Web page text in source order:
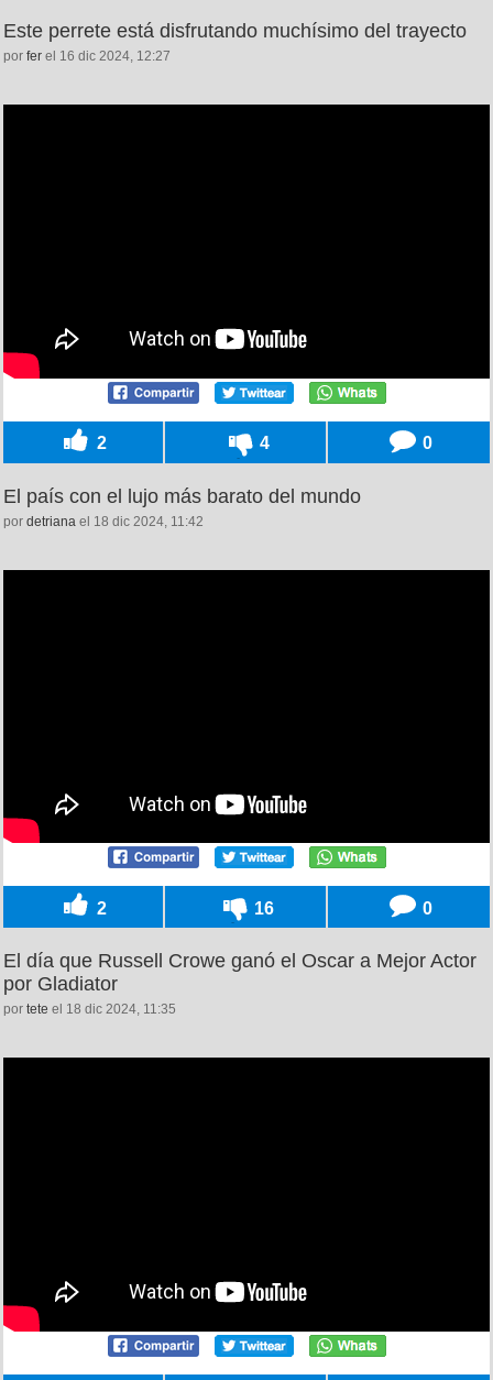
Este perrete está disfrutando muchísimo del trayecto
por fer el 16 dic 2024, 12:27
2 4 0
El país con el lujo más barato del mundo
por detriana el 18 dic 2024, 11:42
2 16 0
El día que Russell Crowe ganó el Oscar a Mejor Actor
por Gladiator
por tete el 18 dic 2024, 11:35